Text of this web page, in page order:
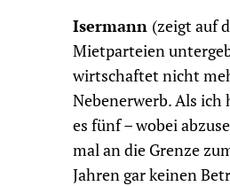
Isermann (zeigt auf
Mietparteien
wirtschaftet nicht
Nebenerwerb. Als ich
es fünf – wobei
mal an die Grenze
Jahren gar keinen